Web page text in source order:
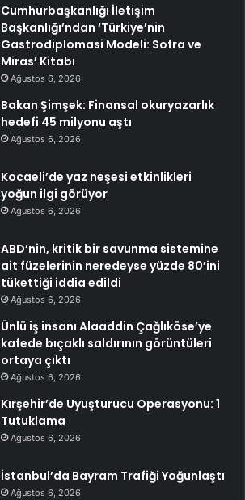
Cumhurbaşkanlığı İletişim
Başkanlığı’ndan ‘Türkiye’nin
Gastrodiplomasi Modeli: Sofra ve
Miras’ Kitabı
Ağustos 6, 2026
Bakan Şimşek: Finansal okuryazarlık
hedefi 45 milyonu aştı
Ağustos 6, 2026
Kocaeli’de yaz neşesi etkinlikleri
yoğun ilgi görüyor
Ağustos 6, 2026
ABD’nin, kritik bir savunma sistemine
ait füzelerinin neredeyse yüzde 80’ini
tükettiği iddia edildi
Ağustos 6, 2026
Ünlü iş insanı Alaaddin Çağlıköse’ye
kafede bıçaklı saldırının görüntüleri
ortaya çıktı
Ağustos 6, 2026
Kırşehir’de Uyuşturucu Operasyonu: 1
Tutuklama
Ağustos 6, 2026
İstanbul’da Bayram Trafiği Yoğunlaştı
Ağustos 6, 2026